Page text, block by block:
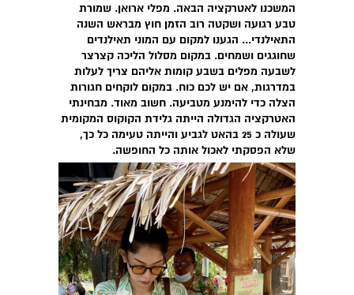
המשכנו לאטרקציה הבאה. מפלי ארואן. שמורת
טבע רגועה ושקטה רוב הזמן חוץ מבראש השנה
התאילנדי... הגענו למקום עם המוני תאילנדים
שחוגגים ושמחים. במקום מסלול הליכה קצרצר
לשבעה מפלים בשבע קומות אליהם צריך לעלות
במדרגות, אם יש לכם כוח. במקום לוקחים חגורות
הצלה כדי להימנע מטביעה. חשוב מאוד. מבחינתי
האטרקציה הגדולה הייתה גלידת הקוקוס המקומית
שעולה כ 25 בהאט לגביע והייתה טעימה כל כך,
שלא הפסקתי לאכול אותה כל החופשה.